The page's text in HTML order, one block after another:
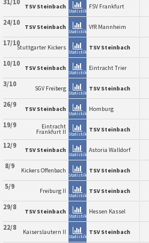
31/10 TSV Steinbach
Statistik
FSV Frankfurt
24/10 TSV Steinbach
Statistik
VfR Mannheim
17/10Stuttgarter Kickers
Statistik
TSV Steinbach
10/10 TSV Steinbach
Statistik
Eintracht Trier
3/10 SGV Freiberg
Statistik
TSV Steinbach
26/9 TSV Steinbach
Statistik
Homburg
19/9 Eintracht
Frankfurt II Statistik
TSV Steinbach
12/9 TSV Steinbach
Statistik
Astoria Walldorf
8/9 Kickers Offenbach
Statistik
TSV Steinbach
5/9 Freiburg II
Statistik
TSV Steinbach
29/8 TSV Steinbach
Statistik
Hessen Kassel
22/8 Kaiserslautern II
Statistik
TSV Steinbach